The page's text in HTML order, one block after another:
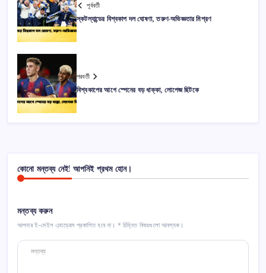
পূর্ববর্তী
স্কটল্যান্ডের বিশ্বকাপ দল ঘোষণা, তরুণ-অভিজ্ঞতার মিশ্রণ
পরবর্তী
বিশ্বকাপের আগে স্পেনের বড় ধাক্কা, লোপেজ ছিটকে
কোনো মন্তব্য নেই! আপনিই প্রথম হোন।
মন্তব্য করুন
আপনার ই-মেইল এ্যাড্রেস প্রকাশিত হবে না। * চিহ্নিত বিষয়গুলো আবশ্যক।